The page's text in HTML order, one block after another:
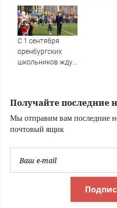
хитростью
Одиссея?
С 1 сентября
оренбургских
школьников ждут
Получайте последние
Мы отправим вам последние
почтовый ящик